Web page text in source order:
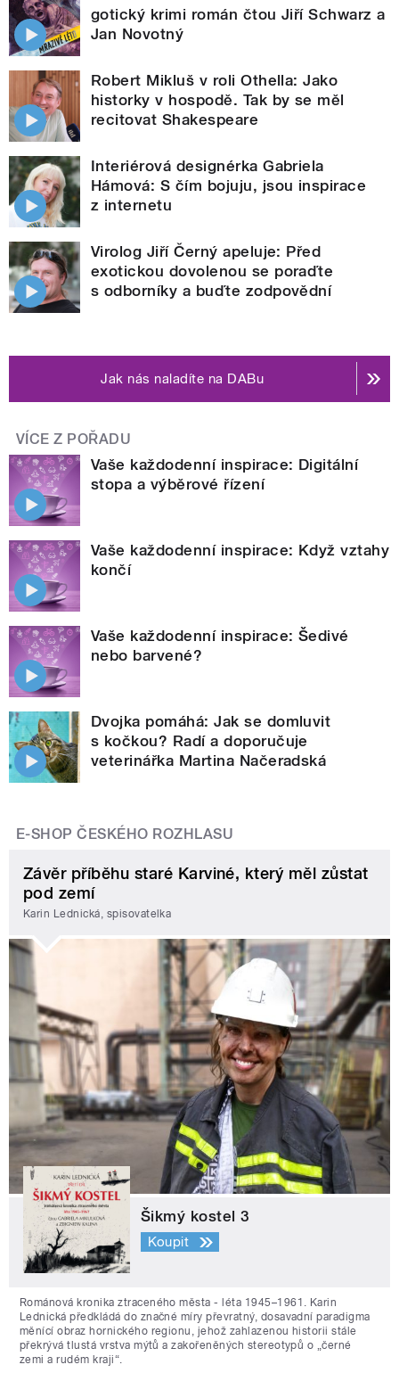
gotický krimi román čtou Jiří Schwarz a
Jan Novotný
Robert Mikluš v roli Othella: Jako
historky v hospodě. Tak by se měl
recitovat Shakespeare
Interiérová designérka Gabriela
Hámová: S čím bojuju, jsou inspirace
z internetu
Virolog Jiří Černý apeluje: Před
exotickou dovolenou se poraďte
s odborníky a buďte zodpovědní
Jak nás naladíte na DABu
VÍCE Z POŘADU
Vaše každodenní inspirace: Digitální
stopa a výběrové řízení
Vaše každodenní inspirace: Když vztahy
končí
Vaše každodenní inspirace: Šedivé
nebo barvené?
Dvojka pomáhá: Jak se domluvit
s kočkou? Radí a doporučuje
veterinářka Martina Načeradská
E-SHOP ČESKÉHO ROZHLASU
Závěr příběhu staré Karviné, který měl zůstat
pod zemí
Karin Lednická, spisovatelka
Šikmý kostel 3
Koupit
Románová kronika ztraceného města - léta 1945–1961. Karin
Lednická předkládá do značné míry převratný, dosavadní paradigma
měnící obraz hornického regionu, jehož zahlazenou historii stále
překrývá tlustá vrstva mýtů a zakořeněných stereotypů o „černé
zemi a rudém kraji“.